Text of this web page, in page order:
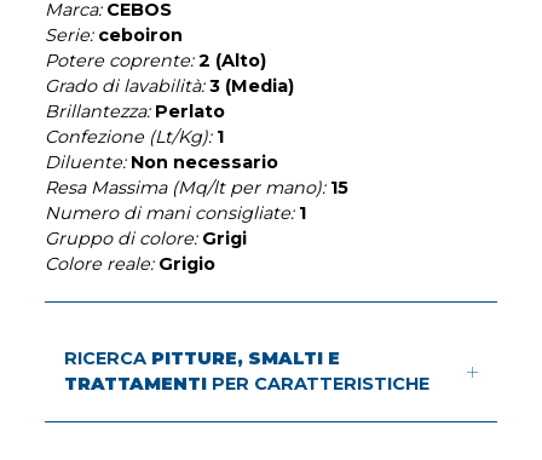
Marca: CEBOS
Serie: ceboiron
Potere coprente: 2 (Alto)
Grado di lavabilità: 3 (Media)
Brillantezza: Perlato
Confezione (Lt/Kg): 1
Diluente: Non necessario
Resa Massima (Mq/lt per mano): 15
Numero di mani consigliate: 1
Gruppo di colore: Grigi
Colore reale: Grigio
RICERCA PITTURE, SMALTI E
TRATTAMENTI PER CARATTERISTICHE